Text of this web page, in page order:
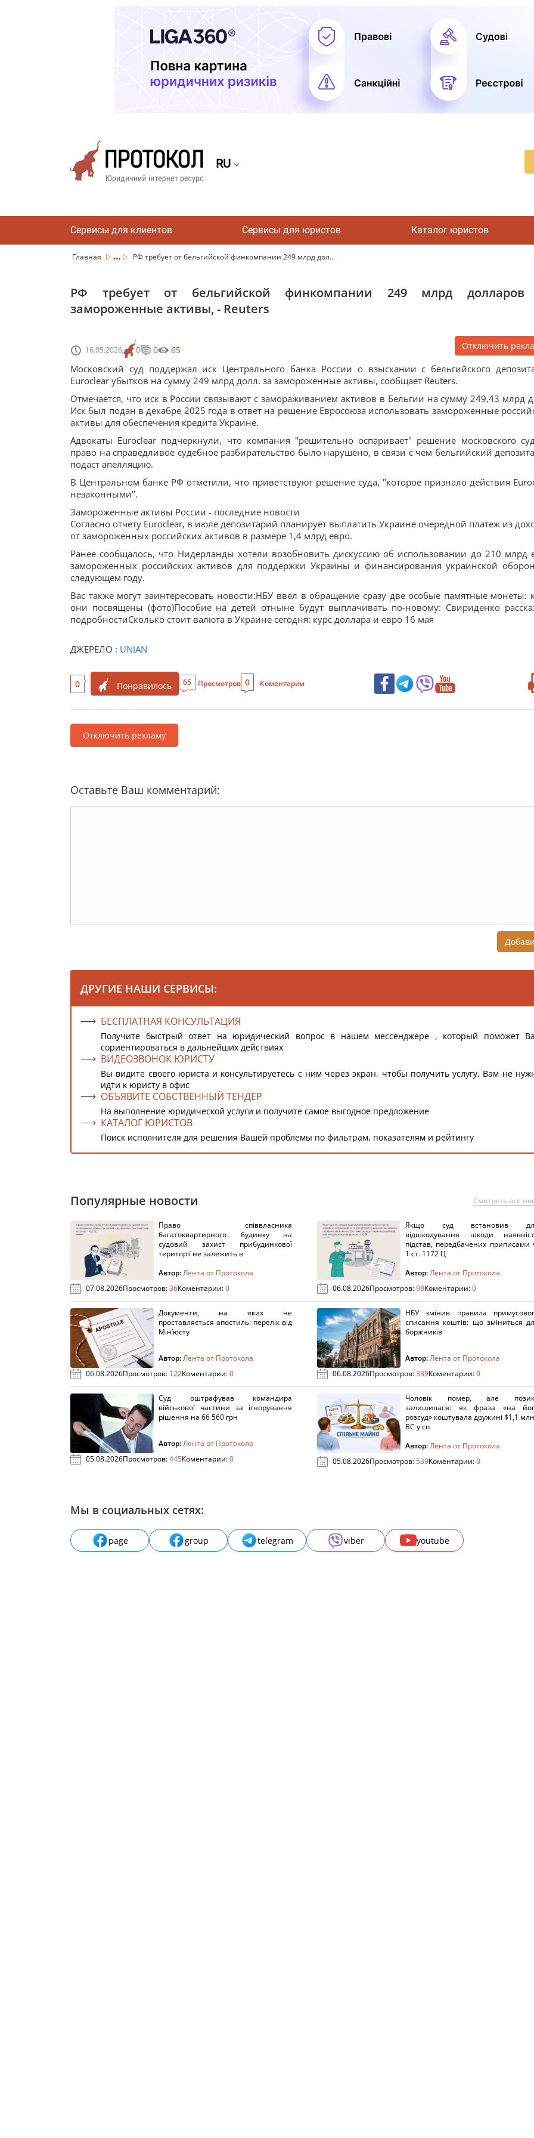
RU
Сервисы для клиентов Сервисы для юристов Каталог юристов
Главная ... РФ требует от бельгийской финкомпании 249 млрд дол...
РФ требует от бельгийской финкомпании 249 млрд долларов
замороженные активы, - Reuters
16.05.2026 0 0 65 Отключить
Московский суд поддержал иск Центрального банка России о взыскании с бельгийского
Euroclear убытков на сумму 249 млрд долл. за замороженные активы, сообщает Reuters.
Отмечается, что иск в России связывают с замораживанием активов в Бельгии на сумму 249,43 млрд
Иск был подан в декабре 2025 года в ответ на решение Евросоюза использовать замороженные
активы для обеспечения кредита Украине.
Адвокаты Euroclear подчеркнули, что компания "решительно оспаривает" решение московского
право на справедливое судебное разбирательство было нарушено, в связи с чем бельгийский
подаст апелляцию.
В Центральном банке РФ отметили, что приветствуют решение суда, "которое признало действия
незаконными".
Замороженные активы России - последние новости
Согласно отчету Euroclear, в июле депозитарий планирует выплатить Украине очередной платеж из
от замороженных российских активов в размере 1,4 млрд евро.
Ранее сообщалось, что Нидерланды хотели возобновить дискуссию об использовании до 210 млрд
замороженных российских активов для поддержки Украины и финансирования украинской
следующем году.
Вас также могут заинтересовать новости:НБУ ввел в обращение сразу две особые памятные монеты:
они посвящены (фото)Пособие на детей отныне будут выплачивать по-новому: Свириденко
подробностиСколько стоит валюта в Украине сегодня: курс доллара и евро 16 мая
ДЖЕРЕЛО : UNIAN
0 Понравилось 65 Просмотров 0 Коментарии
Отключить рекламу
Оставьте Ваш комментарий:
ДРУГИЕ НАШИ СЕРВИСЫ:
БЕСПЛАТНАЯ КОНСУЛЬТАЦИЯ
Получите быстрый ответ на юридический вопрос в нашем мессенджере , который поможет
сориентироваться в дальнейших действиях
ВИДЕОЗВОНОК ЮРИСТУ
Вы видите своего юриста и консультируетесь с ним через экран, чтобы получить услугу, Вам не
идти к юристу в офис
ОБЪЯВИТЕ СОБСТВЕННЫЙ ТЕНДЕР
На выполнение юридической услуги и получите самое выгодное предложение
КАТАЛОГ ЮРИСТОВ
Поиск исполнителя для решения Вашей проблемы по фильтрам, показателям и рейтингу
Популярные новости Смотреть все
Право співвласника
багатоквартирного будинку на
судовий захист прибудинкової
території не залежить в
Автор:Лента от Протокола
07.08.2026Просмотров:36Коментарии:0
Якщо суд встановив
відшкодування шкоди
підстав, передбачених приписами
1 ст. 1172 Ц
Автор:Лента от Протокола
06.08.2026Просмотров:98Коментарии:0
Документи, на яких не
проставляється апостиль: перелік від
Мін’юсту
Автор:Лента от Протокола
06.08.2026Просмотров: 122Коментарии:0
НБУ змінив правила
списання коштів: що зміниться
боржників
Автор:Лента от Протокола
06.08.2026Просмотров:339Коментарии:0
Суд оштрафував командира
військової частини за ігнорування
рішення на 66 560 грн
Автор:Лента от Протокола
05.08.2026Просмотров:445Коментарии:0
Чоловік помер, але
залишилася: як фраза «на
розсуд» коштувала дружині $1,1
ВС у сп
Автор:Лента от Протокола
05.08.2026Просмотров:539Коментарии:0
Мы в социальных сетях:
page group telegram viber youtube